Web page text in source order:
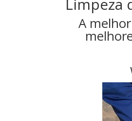
Limpeza
A